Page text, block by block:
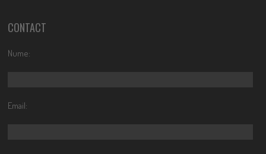
CONTACT
Nume:
Email: